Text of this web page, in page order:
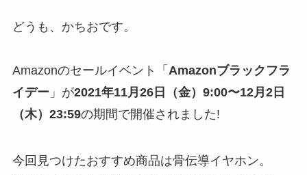
どうも、かちおです。
Amazonのセールイベント「 Amazonブラックフラ
イデー 」が2021年11月26日（金）9:00〜12月2日
（木）23:59の期間で開催されました!
今回見つけたおすすめ商品は骨伝導イヤホン。